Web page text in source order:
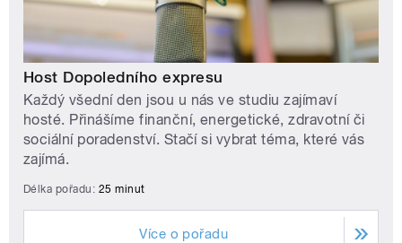
Host Dopoledního expresu
Každý všední den jsou u nás ve studiu zajímaví
hosté. Přinášíme finanční, energetické, zdravotní či
sociální poradenství. Stačí si vybrat téma, které vás
zajímá.
Délka pořadu: 25 minut
Více o pořadu